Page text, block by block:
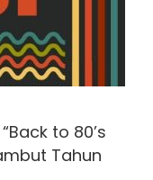
to 80’s
Tahun